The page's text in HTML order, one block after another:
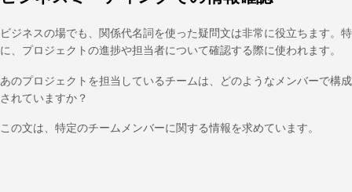
ビジネスの場でも、関係代名詞を使った疑問文は非常に役立ちます。特
に、プロジェクトの進捗や担当者について確認する際に使われます。
あのプロジェクトを担当しているチームは、どのようなメンバーで構成
されていますか？
この文は、特定のチームメンバーに関する情報を求めています。